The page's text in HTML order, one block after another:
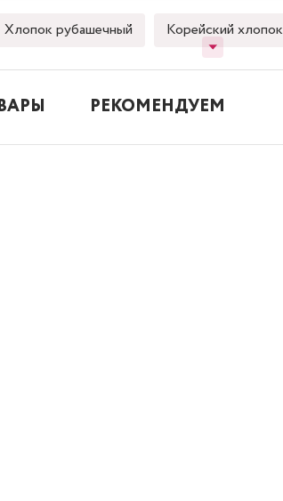
Хлопок рубашечный Корейский хлопок
РЕКОМЕНДУЕМ